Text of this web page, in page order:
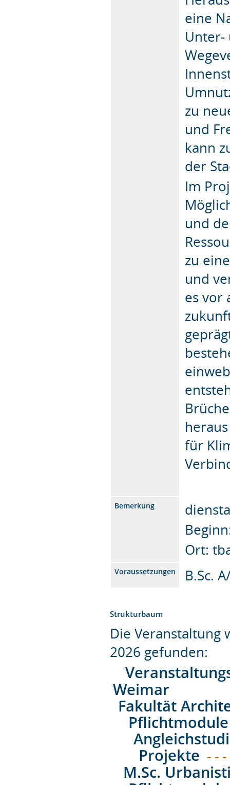
eine
Unter-
zu
und
kann
der
Im
und
zu
und
es vor
für
Bemerkung
Ort:
Voraussetzungen B.Sc.
Strukturbaum
Die Veranstaltung
2026 gefunden:
Weimar
Fakultät
Pflichtmodule
Projekte - -
M.Sc.